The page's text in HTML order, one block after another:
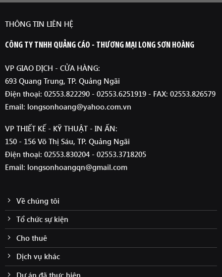
THÔNG TIN LIÊN HỆ
CÔNG TY TNHH QUẢNG CÁO - THƯƠNG MẠI LONG SƠN HOÀNG
VP GIAO DỊCH - CỬA HÀNG:
693 Quang Trung, TP. Quảng Ngãi
Điện thoại: 02553.822290 - 02553.6251919 - FAX: 02553.826579
Email: longsonhoang@yahoo.com.vn
VP THIẾT KẾ - KỸ THUẬT - IN ẤN:
150 - 156 Võ Thị Sáu, TP. Quảng Ngãi
Điện thoại: 02553.830204 - 02553.3718205
Email: longsonhoangqn@gmail.com
Về chúng tôi
Tổ chức sự kiện
Cho thuê
Dịch vụ khác
Dự án đã thực hiện